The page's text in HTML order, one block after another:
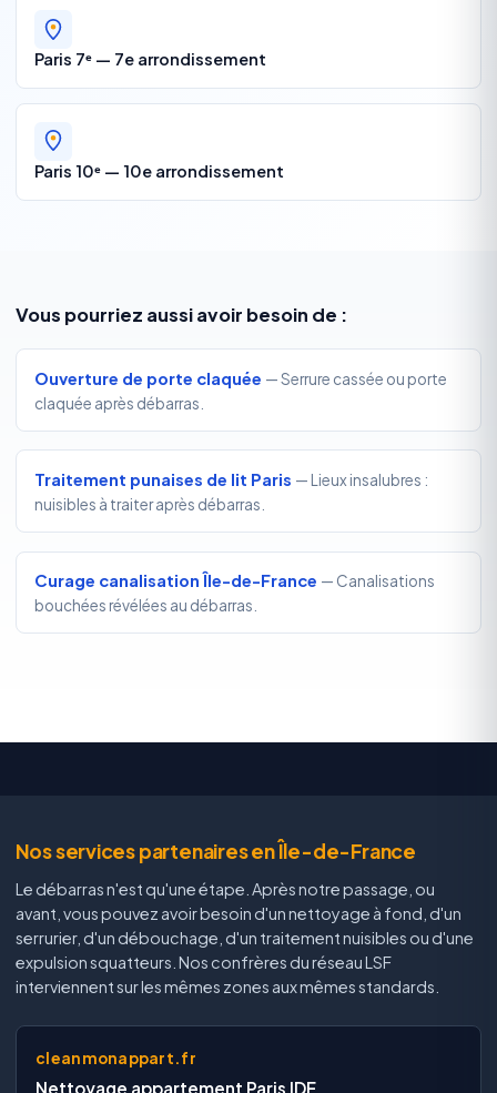
Paris 7ᵉ — 7e arrondissement
Paris 10ᵉ — 10e arrondissement
Vous pourriez aussi avoir besoin de :
Ouverture de porte claquée — Serrure cassée ou porte
claquée après débarras.
Traitement punaises de lit Paris — Lieux insalubres :
nuisibles à traiter après débarras.
Curage canalisation Île-de-France — Canalisations
bouchées révélées au débarras.
Nos services partenaires en Île-de-France
Le débarras n'est qu'une étape. Après notre passage, ou
avant, vous pouvez avoir besoin d'un nettoyage à fond, d'un
serrurier, d'un débouchage, d'un traitement nuisibles ou d'une
expulsion squatteurs. Nos confrères du réseau LSF
interviennent sur les mêmes zones aux mêmes standards.
cleanmonappart.fr
Nettoyage appartement Paris IDF